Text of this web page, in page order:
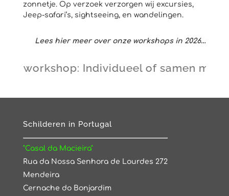
zonnetje. Op verzoek verzorgen wij excursies,
Jeep-safari’s, sightseeing, en wandelingen.
Lees hier meer over onze workshops in 2026…
Individueel of samen met tot
Schilderen in Portugal
"Casal da Macieira"
Rua da Nossa Senhora de Lourdes 272
Mendeira
Cernache do Bonjardim